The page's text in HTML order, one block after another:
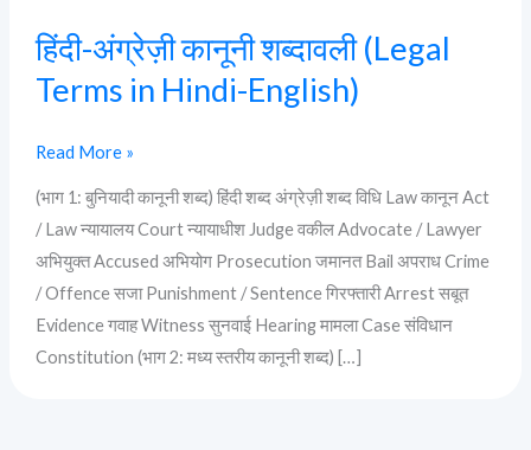
हिंदी-अंग्रेज़ी कानूनी शब्दावली (Legal
Terms in Hindi-English)
Read More »
(भाग 1: बुनियादी कानूनी शब्द) हिंदी शब्द अंग्रेज़ी शब्द विधि Law कानून Act
/ Law न्यायालय Court न्यायाधीश Judge वकील Advocate / Lawyer
अभियुक्त Accused अभियोग Prosecution जमानत Bail अपराध Crime
/ Offence सजा Punishment / Sentence गिरफ्तारी Arrest सबूत
Evidence गवाह Witness सुनवाई Hearing मामला Case संविधान
Constitution (भाग 2: मध्य स्तरीय कानूनी शब्द) […]